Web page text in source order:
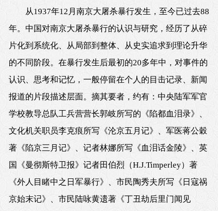
从1937年12月南京大屠杀暴行发生，至今已过去88
年。中国对南京大屠杀暴行的认识与研究，经历了从碎
片化到系统化、从局部到整体、从史实追求到理论升华
的不同阶段。在暴行发生后最初的20多年中，对事件的
认识、思考和记忆，一般停留在个人的目击记录、新闻
报道的片段描述层面。摘其要者，约有：中央陆军军官
学校教导总队工兵营营长郭岐所写的《陷都血泪录》、
文化机关职员李克痕所写《沦京五月记》、军医蒋公穀
著《陷京三月记》、记者林娜所写《血泪话金陵》、英
国《曼彻斯特卫报》记者田伯烈（H.J.Timperley）著
《外人目睹中之日军暴行》、市民陶秀夫所写《日寇祸
京始末记》、市民陆咏黄遗著《丁丑劫后里门闻见